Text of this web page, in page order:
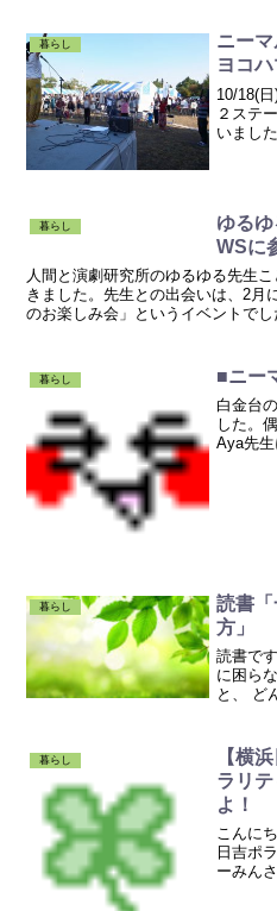
暮らし
ニー
ヨコ
10/18(
２ステ
いまし
暮らし
ゆる
WSに
人間と演劇研究所のゆるゆる先生
きました。先生との出会いは、2月
のお楽しみ会」というイベントで
暮らし ■ニー
白金台
した。
Aya先
暮らし
読書
方」
読書で
に困ら
と、 ど
く、
てく...
暮らし
【横
ラリ
よ！
こんに
日吉ポ
ーみん